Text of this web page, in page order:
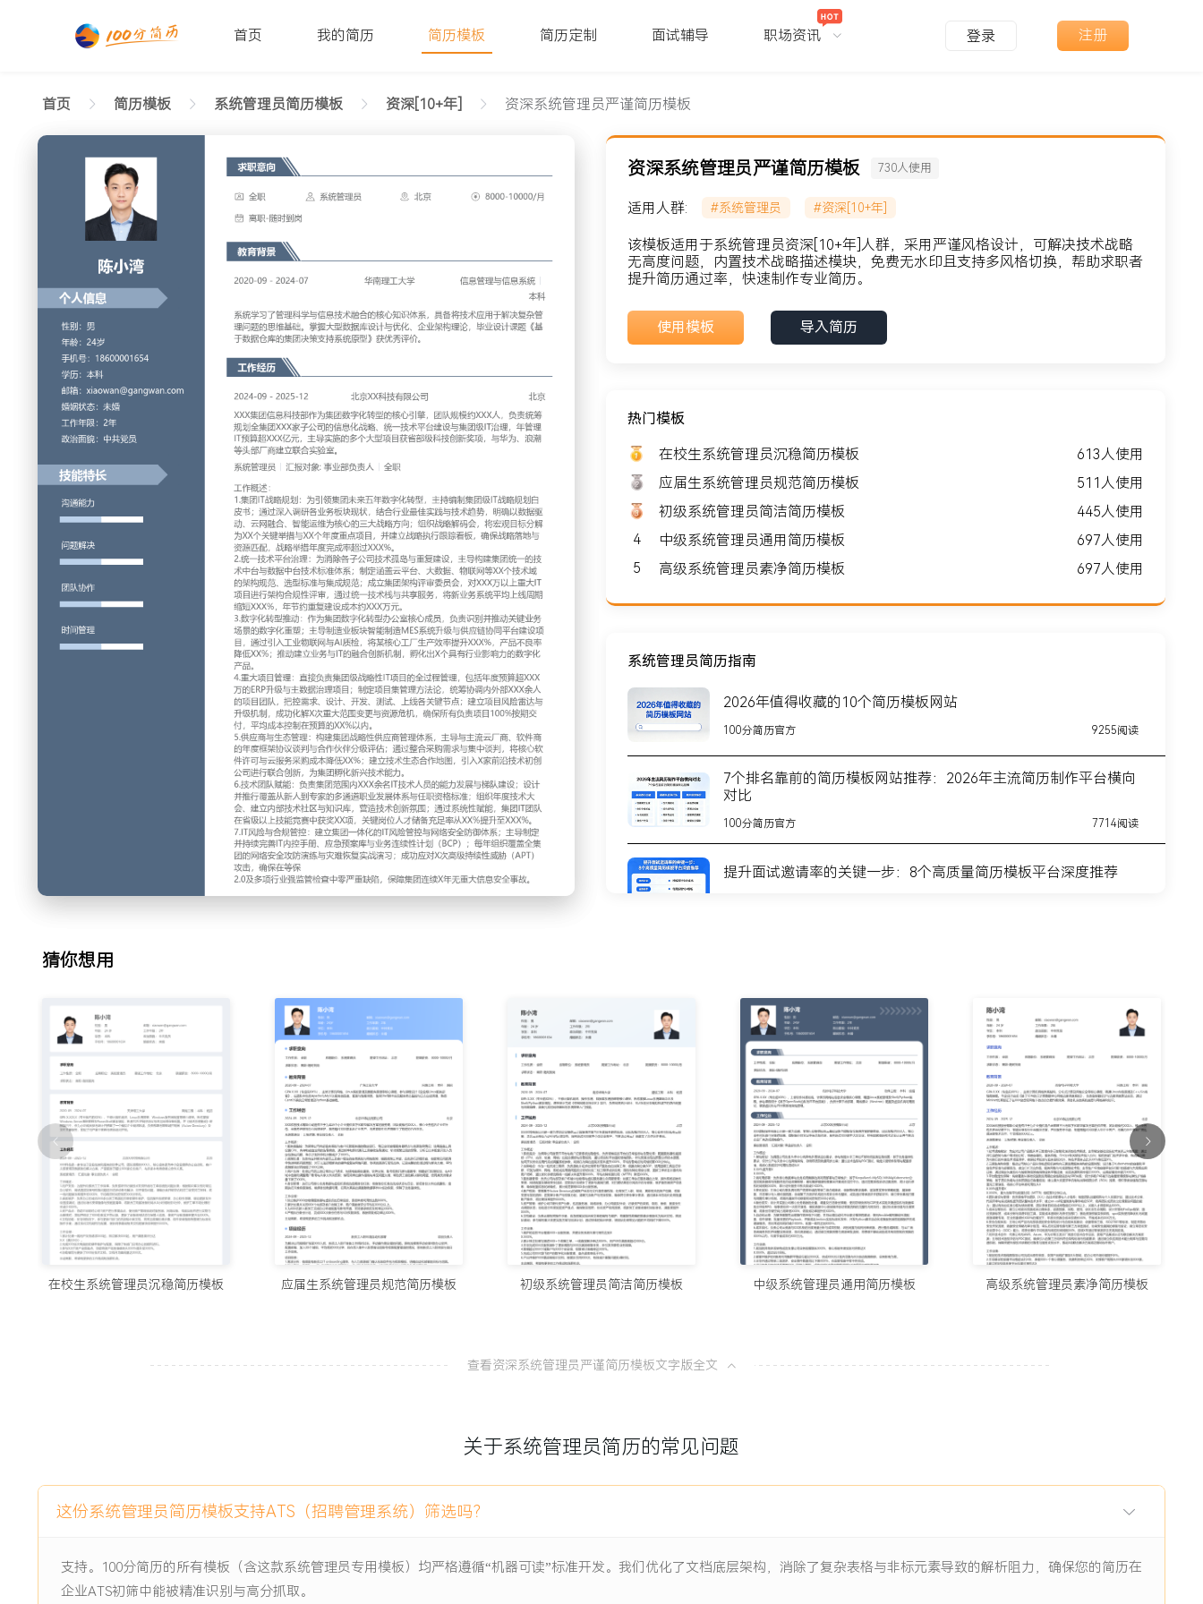
首页 我的简历 简历模板 简历定制 面试辅导 职场资讯 登录 注册
首页 简历模板 系统管理员简历模板 资深[10+年] 资深系统管理员严谨简历模板
返回样式图
正在查看资深系统管理员严谨简历模板文字版
陈小湾
性别: 男 婚姻状态: 未婚工作年限: 4年政治面貌: 党员
邮箱: xiaowan@gangwan.com 电话号码: 18600001654
求职意向
工作性质: 全职 应聘职位: 系统管理员期望工作地址: 北京期望薪资: 8000-10000
工作经历
2024-09 北京XX科技有限公司 北京
XXX集团信息科技部作为集团数字化转型的核心引擎，团队规模约XXX人，负责统筹规划
全集团XXX家子公司的信息化战略、统一技术平台建设与集团级IT治理，年管理IT预算超
XXX亿元，主导实施的多个大型项目获省部级科技创新奖项，与华为、浪潮等头部厂商建
立联合实验室。
汇报对象：部门总监
1.集团IT战略规划：为引领集团未来五年数字化转型，主持编制集团级IT战略规划白皮书；
通过深入调研各业务板块现状，结合行业最佳实践与技术趋势，明确以数据驱动、云网融
合、智能运维为核心的三大战略方向；组织战略解码会，将宏观目标分解为XX个关键举措
与XX个年度重点项目，并建立战略执行跟踪看板，确保战略落地与资源匹配，战略举措年
2.统一技术平台治理：为消除各子公司技术孤岛与重复建设，主导构建集团统一的技术中
台与数据中台技术标准体系；制定涵盖云平台、大数据、物联网等XX个技术域的架构规
范、选型标准与集成规范；成立集团架构评审委员会，对XXX万以上重大IT项目进行架构
3.数字化转型推动：作为集团数字化转型办公室核心成员，负责识别并推动关键业务场景
引入工业物联网与AI质检，将某核心工厂生产效率提升XXX%，产品不良率降低XX%；推
动建立业务与IT的融合创新机制，孵化出X个具有行业影响力的数字化产品。
4.重大项目管理：直接负责集团级战略性IT项目的全过程管理，包括年度预算超XXX万的
ERP升级与主数据治理项目；制定项目集管理方法论，统筹协调内外部XXX余人的项目团
队，把控需求、设计、开发、测试、上线各关键节点；建立项目风险雷达与升级机制，成
功化解X次重大范围变更与资源危机，确保所有负责项目100%按期交付，平均成本控制在
预算的XX%以内。
5.供应商与生态管理：构建集团战略性供应商管理体系，主导与主流云厂商、软件商的年
度框架协议谈判与合作伙伴分级评估；通过整合采购需求与集中谈判，将核心软件许可与
云服务采购成本降低XX%；建立技术生态合作地图，引入X家前沿技术初创公司进行联合
创新，为集团孵化新兴技术能力。
6.技术团队赋能：负责集团范围内XXX余名IT技术人员的能力发展与梯队建设；设计并推行
覆盖从新人到专家的多通道职业发展体系与任职资格标准；组织年度技术大会、建立内部
完善IT内控手册、应急预案库与业务连续性计划（BCP）；每年组织覆盖全集团的网络安
XXX亿增长至XXX亿。
2.统一技术平台治理推动集团核心系统云化率达XX%，技术共享率从X%提升至XX%，年节
3.推动的数字化转型项目直接创造年化经济效益超XXX万元，助力X家子公司获评省级智能
工厂/数字化标杆。
资深系统管理员严谨简历模板 730人使用
适用人群: #系统管理员 #资深[10+年]
该模板适用于系统管理员资深[10+年]人群，采用严谨风格设计，可解决技术战略
无高度问题，内置技术战略描述模块，免费无水印且支持多风格切换，帮助求职者
提升简历通过率，快速制作专业简历。
使用模板 导入简历
热门模板
在校生系统管理员沉稳简历模板
613人使用
应届生系统管理员规范简历模板
511人使用
初级系统管理员简洁简历模板
445人使用
4
中级系统管理员通用简历模板
697人使用
5
高级系统管理员素净简历模板 697人使用
系统管理员简历指南
2026年值得收藏的10个简历模板网站
100分简历官方 9255阅读
7个排名靠前的简历模板网站推荐：2026年主流简历制作平台横向
对比
100分简历官方 7714阅读
提升面试邀请率的关键一步：8个高质量简历模板平台深度推荐
不会写简历？这8个高质量简历模板网站，帮你轻松迈出求职第一
100分简历官方 9915阅读
你的简历为什么总是被筛掉？试试这6个在线简历制作网站
100分简历官方 7354阅读
10个值得试用的制作简历网站与在线简历工具推荐（2026）
100分简历官方 5678阅读
8款AI简历生成工具实测：从智能制作到优化，国内外精选推荐
100分简历官方 9484阅读
猜你想用
在校生系统管理员沉稳简历模板 应届生系统管理员规范简历模板 初级系统管理员简洁简历模板 中级系统管理员通用简历模板 高级系统管理员素净简历模板
查看资深系统管理员严谨简历模板文字版全文
关于系统管理员简历的常见问题
这份系统管理员简历模板支持ATS（招聘管理系统）筛选吗？
支持。100分简历的所有模板（含这款系统管理员专用模板）均严格遵循“机器可读”标准开发。我们优化了文档底层架构，消除了复杂表格与非标元素导致的解析阻力，确保您的简历在
企业ATS初筛中能被精准识别与高分抓取。